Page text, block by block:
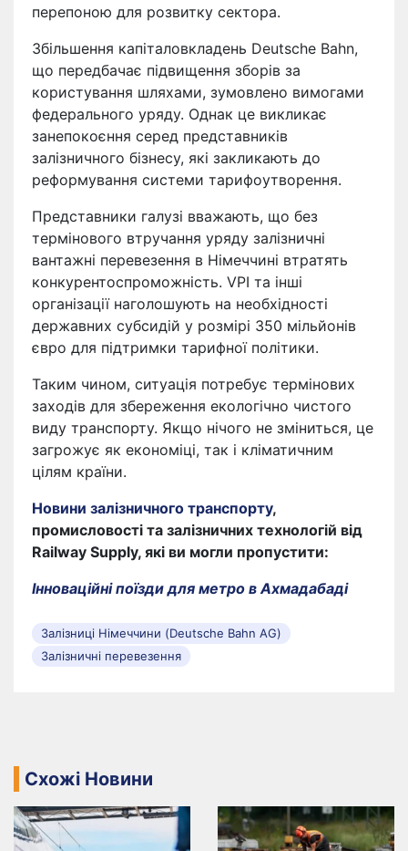
перепоною для розвитку сектора.
Збільшення капіталовкладень Deutsche Bahn,
що передбачає підвищення зборів за
користування шляхами, зумовлено вимогами
федерального уряду. Однак це викликає
занепокоєння серед представників
залізничного бізнесу, які закликають до
реформування системи тарифоутворення.
Представники галузі вважають, що без
термінового втручання уряду залізничні
вантажні перевезення в Німеччині втратять
конкурентоспроможність. VPI та інші
організації наголошують на необхідності
державних субсидій у розмірі 350 мільйонів
євро для підтримки тарифної політики.
Таким чином, ситуація потребує термінових
заходів для збереження екологічно чистого
виду транспорту. Якщо нічого не зміниться, це
загрожує як економіці, так і кліматичним
цілям країни.
Новини залізничного транспорту,
промисловості та залізничних технологій від
Railway Supply, які ви могли пропустити:
Інноваційні поїзди для метро в Ахмадабаді
Залізниці Німеччини (Deutsche Bahn AG)
Залізничні перевезення
Схожі Новини